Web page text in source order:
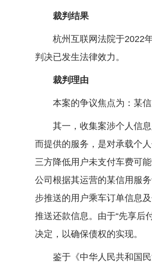
裁判结果
杭州互联网法院于2022年
判决已发生法律效力。
裁判理由
本案的争议焦点为：某信
其一，收集案涉个人信息
而提供的服务，是对承载个
三方降低用户未支付车费可
公司根据其运营的某信用服
步推送的用户乘车订单信息
推送还款信息。由于“先享后
决定，以确保债权的实现。
鉴于《中华人民共和国民